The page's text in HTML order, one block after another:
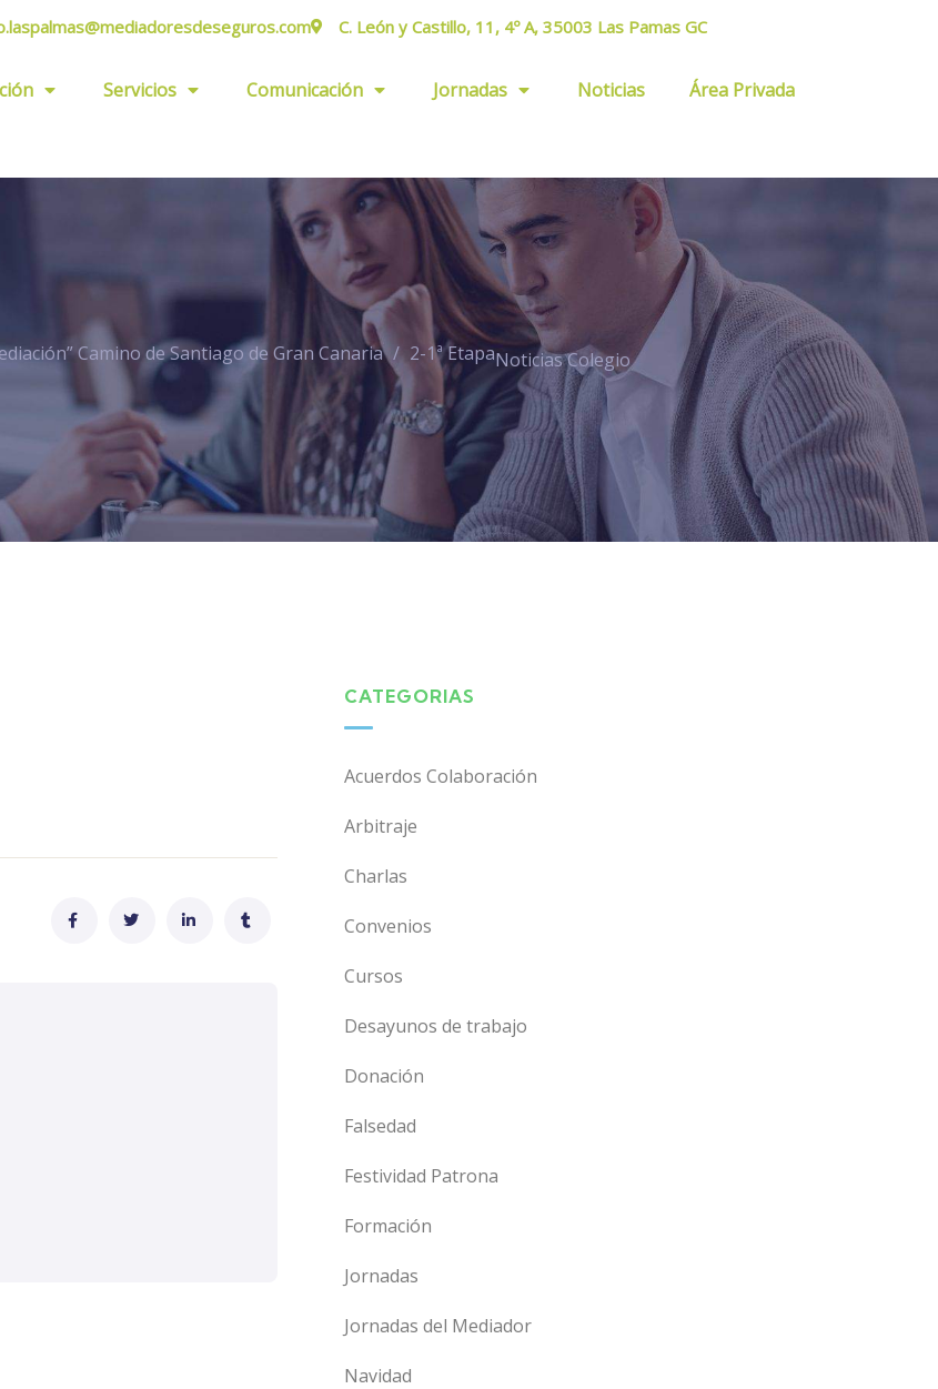
C. León y Castillo, 11, 4º A, 35003 Las Pamas GC
Servicios Comunicación Jornadas Noticias Área Privada
Noticias Colegio
Camino de Santiago de Gran Canaria 2-1ª Etapa
CATEGORIAS
Acuerdos Colaboración
Arbitraje
Charlas
Convenios
Cursos
Desayunos de trabajo
Donación
Falsedad
Festividad Patrona
Formación
Jornadas
Jornadas del Mediador
Navidad